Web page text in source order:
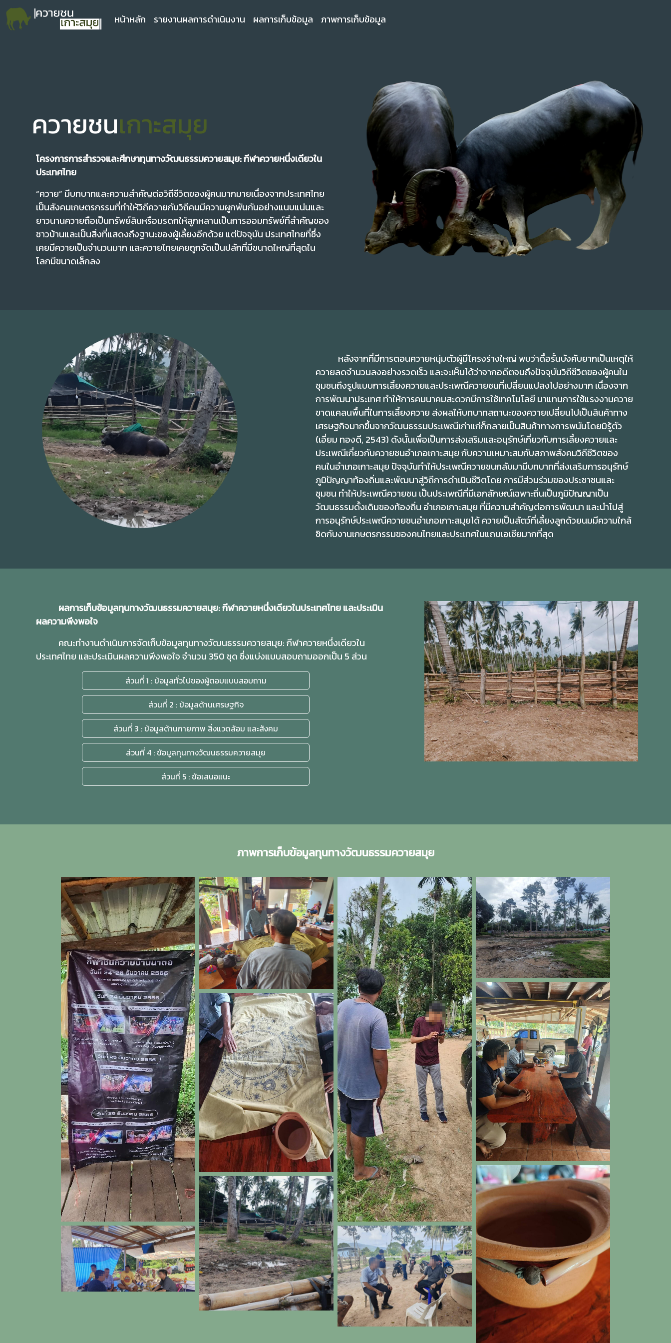
หน้าหลัก รายงานผลการดำเนินงาน ผลการเก็บข้อมูล ภาพการเก็บข้อมูล
ควายชนเกาะสมุย
โครงการการสำรวจและศึกษาทุนทางวัฒนธรรมควายสมุย: กีฬาควายหนึ่งเดียวใน
ประเทศไทย
“ควาย” มีบทบาทและความสำคัญต่อวิถีชีวิตของผู้คนมากมายเนื่องจากประเทศไทย
เป็นสังคมเกษตรกรรมที่ทำให้วิถีควายกับวิถีคนมีความผูกพันกันอย่างแนบแน่นและ
ยาวนานควายถือเป็นทรัพย์สินหรือมรดกให้ลูกหลานเป็นการออมทรัพย์ที่สำคัญของ
ชาวบ้านและเป็นสิ่งที่แสดงถึงฐานะของผู้เลี้ยงอีกด้วย แต่ปัจจุบัน ประเทศไทยที่ซึ่ง
เคยมีควายเป็นจำนวนมาก และควายไทยเคยถูกจัดเป็นปลักที่มีขนาดใหญ่ที่สุดใน
โลกมีขนาดเล็กลง
หลังจากที่มีการตอนควายหนุ่มตัวผู้มีโครงร่างใหญ่ พบว่าดื้อรั้นบังคับยากเป็นเหตุให้
ควายลดจำนวนลงอย่างรวดเร็ว และจะเห็นได้ว่าจากอดีตจนถึงปัจจุบันวิถีชีวิตของผู้คนใน
ชุมชนถึงรูปแบบการเลี้ยงควายและประเพณีควายชนที่เปลี่ยนแปลงไปอย่างมาก เนื่องจาก
การพัฒนาประเทศ ทำให้การคมนาคมสะดวกมีการใช้เทคโนโลยี มาแทนการใช้แรงงานควาย
ขาดแคลนพื้นที่ในการเลี้ยงควาย ส่งผลให้บทบาทสถานะของควายเปลี่ยนไปเป็นสินค้าทาง
เศรษฐกิจมากขึ้นจากวัฒนธรรมประเพณีเก่าแก่ก็กลายเป็นสินค้าทางการพนันโดยมิรู้ตัว
(เอี่ยม ทองดี, 2543) ดังนั้นเพื่อเป็นการส่งเสริมและอนุรักษ์เกี่ยวกับการเลี้ยงควายและ
ประเพณีเกี่ยวกับควายชนอำเภอเกาะสมุย กับความเหมาะสมกับสภาพสังคมวิถีชีวิตของ
คนในอำเภอเกาะสมุย ปัจจุบันทำให้ประเพณีควายชนกลับมามีบทบาทที่ส่งเสริมการอนุรักษ์
ภูมิปัญญาท้องถิ่นและพัฒนาสู่วิถีการดำเนินชีวิตโดย การมีส่วนร่วมของประชาชนและ
ชุมชน ทำให้ประเพณีควายชน เป็นประเพณีที่มีเอกลักษณ์เฉพาะถิ่นเป็นภูมิปัญญาเป็น
วัฒนธรรมดั้งเดิมของท้องถิ่น อำเภอเกาะสมุย ที่มีความสำคัญต่อการพัฒนา และนำไปสู่
การอนุรักษ์ประเพณีควายชนอำเภอเกาะสมุยได้ ควายเป็นสัตว์ที่เลี้ยงลูกด้วยนมมีความใกล้
ชิดกับงานเกษตรกรรมของคนไทยและประเทศในแถบเอเชียมากที่สุด
ผลการเก็บข้อมูลทุนทางวัฒนธรรมควายสมุย: กีฬาควายหนึ่งเดียวในประเทศไทย และประเมิน
ผลความพึงพอใจ
คณะทำงานดำเนินการจัดเก็บข้อมูลทุนทางวัฒนธรรมควายสมุย: กีฬาควายหนึ่งเดียวใน
ประเทศไทย และประเมินผลความพึงพอใจ จำนวน 350 ชุด ซึ่งแบ่งแบบสอบถามออกเป็น 5 ส่วน
ส่วนที่ 1 : ข้อมูลทั่วไปของผู้ตอบแบบสอบถาม
ส่วนที่ 2 : ข้อมูลด้านเศรษฐกิจ
ส่วนที่ 3 : ข้อมูลด้านกายภาพ สิ่งแวดล้อม และสังคม
ส่วนที่ 4 : ข้อมูลทุนทางวัฒนธรรมควายสมุย
ส่วนที่ 5 : ข้อเสนอแนะ
ภาพการเก็บข้อมูลทุนทางวัฒนธรรมควายสมุย